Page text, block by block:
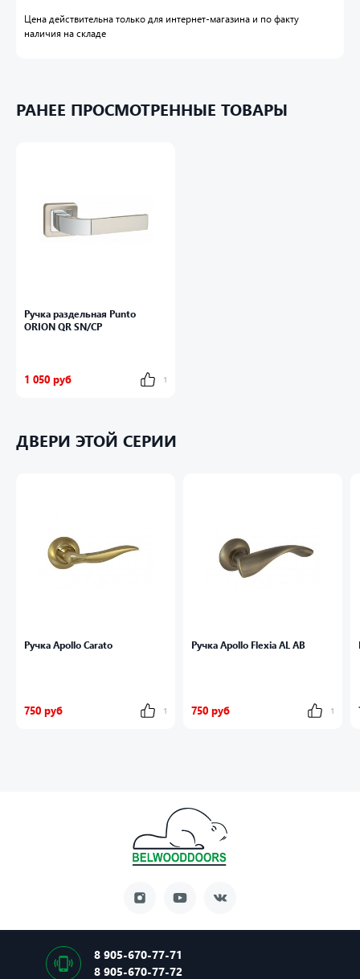
Цена действительна только для интернет-магазина и по факту
наличия на складе
РАНЕЕ ПРОСМОТРЕННЫЕ ТОВАРЫ
Ручка раздельная Punto
ORION QR SN/CP
1 050 руб 1
ДВЕРИ ЭТОЙ СЕРИИ
Ручка Apollo Carato
750 руб 1
Ручка Apollo Flexia AL AB
750 руб 1
8 905-670-77-71
8 905-670-77-72